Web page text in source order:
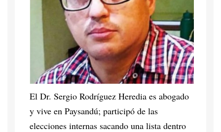
El Dr. Sergio Rodríguez Heredia es abogado
y vive en Paysandú; participó de las
elecciones internas sacando una lista dentro